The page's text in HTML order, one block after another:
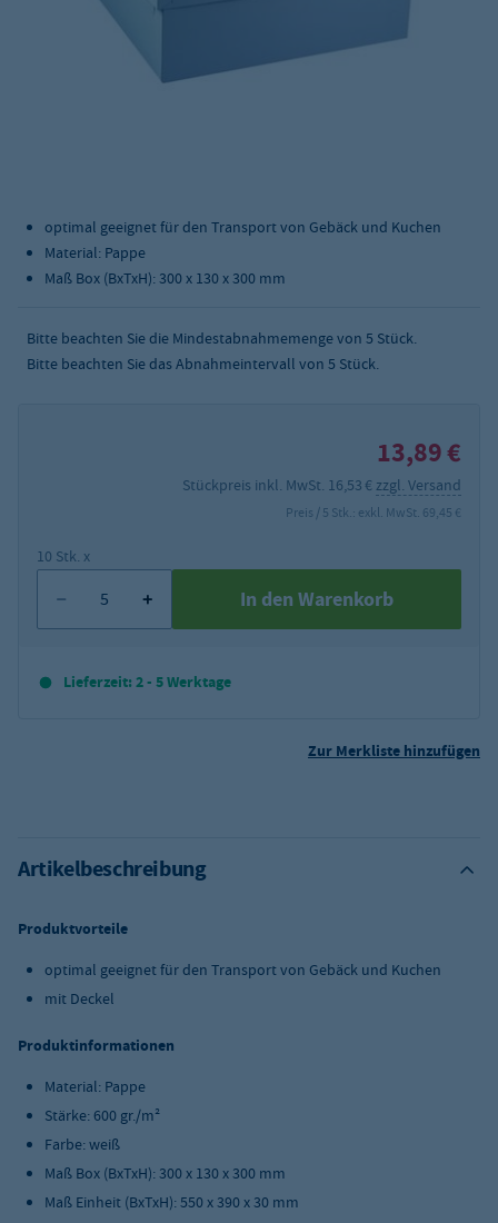
optimal geeignet für den Transport von Gebäck und Kuchen
Material: Pappe
Maß Box (BxTxH): 300 x 130 x 300 mm
Bitte beachten Sie die Mindestabnahmemenge von 5 Stück.
Bitte beachten Sie das Abnahmeintervall von 5 Stück.
13,89 €
Stückpreis inkl. MwSt. 16,53 € zzgl. Versand
Preis / 5 Stk.: exkl. MwSt. 69,45 €
10 Stk. x
In den Warenkorb
Lieferzeit: 2 - 5 Werktage
Zur Merkliste hinzufügen
Artikelbeschreibung
Produktvorteile
optimal geeignet für den Transport von Gebäck und Kuchen
mit Deckel
Produktinformationen
Material: Pappe
Stärke: 600 gr./m²
Farbe: weiß
Maß Box (BxTxH): 300 x 130 x 300 mm
Maß Einheit (BxTxH): 550 x 390 x 30 mm